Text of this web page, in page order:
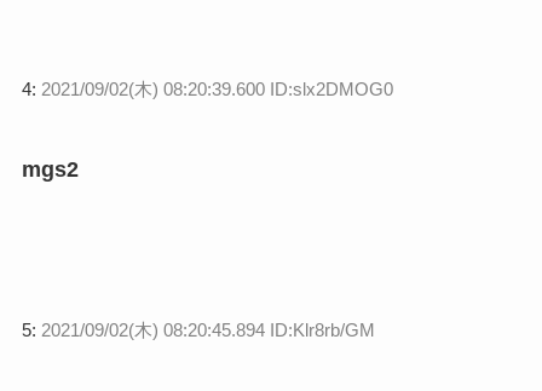
4: 2021/09/02(木) 08:20:39.600 ID:slx2DMOG0
mgs2
5: 2021/09/02(木) 08:20:45.894 ID:Klr8rb/GM